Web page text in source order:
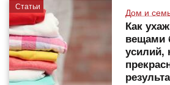
Статьи
Дом и
Как
вещами
усилий,